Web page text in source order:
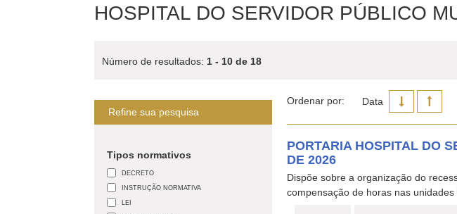
HOSPITAL DO SERVIDOR PÚBLICO
Número de resultados: 1 - 10 de 18
Refine sua pesquisa
Tipos normativos
DECRETO
INSTRUÇÃO NORMATIVA
LEI
Ordenar por: Data
PORTARIA HOSPITAL DO
DE 2026
Dispõe sobre a organização do
compensação de horas nas